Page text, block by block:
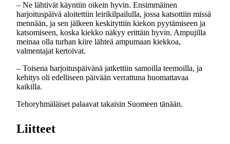
– Ne lähtivät käyntiin oikein hyvin. Ensimmäinen
harjoituspäivä aloitettiin leirikilpailulla, jossa katsottiin missä
mennään, ja sen jälkeen keskityttiin kiekon pyytämiseen ja
katsomiseen, koska kiekko näkyy erittäin hyvin. Ampujilla
meinaa olla turhan kiire lähteä ampumaan kiekkoa,
valmentajat kertoivat.
– Toisena harjoituspäivänä jatkettiin samoilla teemoilla, ja
kehitys oli edelliseen päivään verrattuna huomattavaa
kaikilla.
Tehoryhmäläiset palaavat takaisin Suomeen tänään.
Liitteet